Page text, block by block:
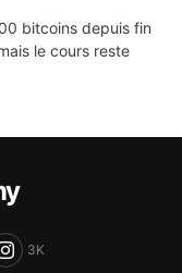
bitcoins depuis fin
le cours reste
3K